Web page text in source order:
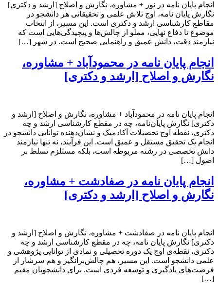
انجام پایان نامه در نور + مشاوره، نگارش و اصلاح [ارشد و دکتری]
نگارش پایان نامه، اوج تلاش علمی و تحقیقاتی هر دانشجو در
مقاطع کارشناسی ارشد و دکتری است. این مسیر، از انتخاب
موضوع تا دفاع نهایی، مملو از چالش‌ها و پیچیدگی‌هایی است که
نیازمند دقت، دانش عمیق و راهنمایی صحیح است. در شهر […]
انجام پایان نامه در محمودآباد + مشاوره،
نگارش و اصلاح [ارشد و دکتری]
انجام پایان نامه در محمودآباد + مشاوره، نگارش و اصلاح [ارشد و
دکتری] نگارش پایان‌نامه، چه در مقطع کارشناسی ارشد و چه
دکتری، نقطه اوج تحصیلات آکادمیک و نشان‌دهنده توانایی دانشجو در
انجام یک تحقیق مستقل و عمیق است. این فرآیند، نه تنها نیازمند
دانش تخصصی در رشته مربوطه است، بلکه مستلزم تسلط بر
اصول […]
انجام پایان نامه در صفادشت + مشاوره،
نگارش و اصلاح [ارشد و دکتری]
انجام پایان نامه در صفادشت + مشاوره، نگارش و اصلاح [ارشد و
دکتری] نگارش پایان نامه، چه در مقطع کارشناسی ارشد و چه
دکتری، نقطه‌ی اوج یک دوره تحصیلی و نمادی از توانایی پژوهشی و
علمی دانشجو است. این مسیر، هم چالش‌برانگیز و هم سرشار از
فرصت‌های یادگیری و توسعه فردی است. برای دانشجویان مقیم
[…]